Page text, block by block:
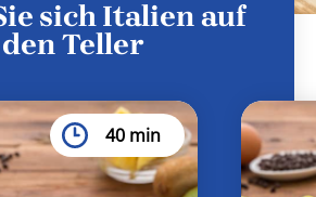
sich Italien auf
den Teller
40 min